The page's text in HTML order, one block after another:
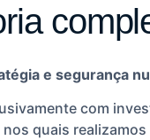
e segurança
com
nos quais realizamos